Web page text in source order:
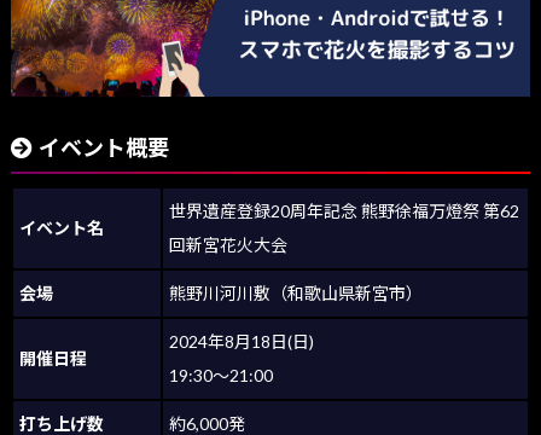
イベント概要
イベント名
世界遺産登録20周年記念 熊野徐福万燈祭 第62
回新宮花火大会
会場 熊野川河川敷（和歌山県新宮市）
開催日程
2024年8月18日(日)
19:30～21:00
打ち上げ数 約6,000発